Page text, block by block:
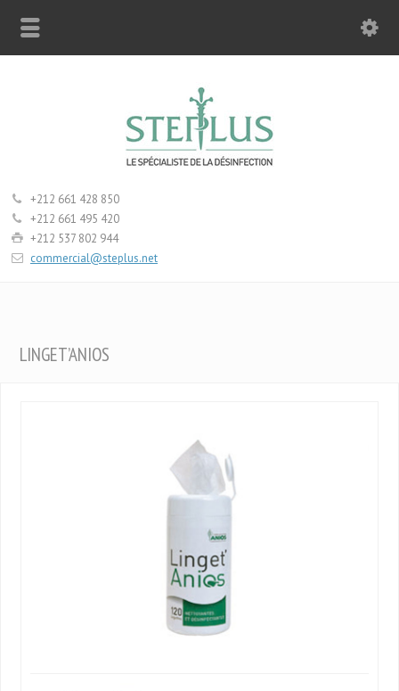
+212 661 428 850
+212 661 495 420
+212 537 802 944
commercial@steplus.net
LINGET’ANIOS